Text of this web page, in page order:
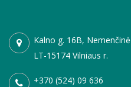
Kalno g. 16B, Nemenčinė
LT-15174 Vilniaus r.
+370 (524) 09 636